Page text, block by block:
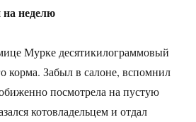
неделю
Мурке десятикилограммовый
корма. Забыл в салоне, вспомнил
посмотрела на пустую
котовладельцем и отдал